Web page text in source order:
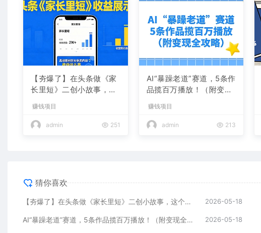
【夯爆了】在头条做《家
长里短》二创小故事，这
赚钱项目
admin 251
AI“暴躁老道”赛道，5条作
品揽百万播放！（附变现
赚钱项目
admin 213
猜你喜欢
【夯爆了】在头条做《家长里短》二创小故事，这个月收益2w+ 2026-05-18
AI“暴躁老道”赛道，5条作品揽百万播放！（附变现全攻略） 2026-05-18